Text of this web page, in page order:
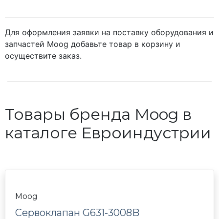
Для оформления заявки на поставку оборудования и
запчастей Moog добавьте товар в корзину и
осуществите заказ.
Товары бренда Moog в
каталоге Евроиндустрии
Moog
Cервоклапан G631-3008B